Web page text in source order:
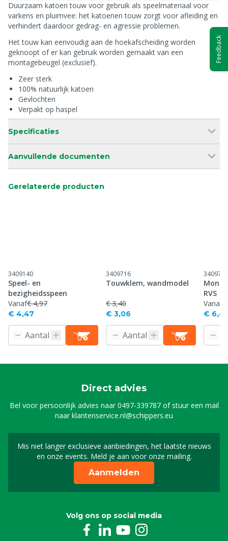
Duurzaam katoen touw voor gebruik als speelmateriaal voor
varkens en pluimvee: het katoenen touw zorgt voor afleiding en
verhindert daardoor gedrag- en agressie problemen.
Het touw kan eenvoudig aan de hoekafscheiding worden
geknoopt of er kan gebruik worden gemaakt van een
montagebeugel (exclusief).
Zeer sterk
100% natuurlijk katoen
Gevlochten
Verpakt op haspel
Specificaties
Aanvullende documenten
Gerelateerde producten
3409140
Speel- en
bezigheidsspeen
Vanaf€ 4,97
€ 4,47
3409716
Touwklem, wandmodel
€ 3,40
€ 3,06
3409743
RVS
Vanaf
€
Direct advies
Bel voor persoonlijk advies naar0497-339787of stuur een mail
naarklantenservice.nl@schippers.eu
Mis niet langer exclusieve aanbiedingen, het laatste nieuws
en onze events. Meld je aan voor onze mailing.
Schrijf je in voor onze
Aanmelden
Volg ons op social media
Feedback